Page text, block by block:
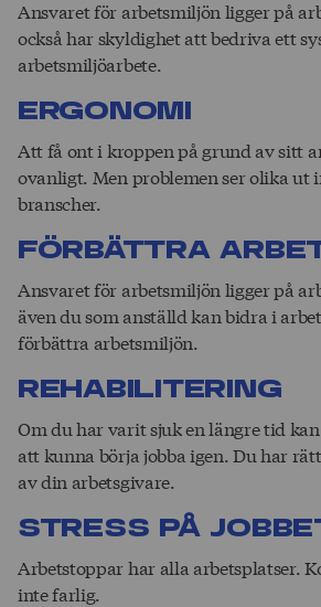
Ansvaret för arbetsmiljön ligger på
också har skyldighet att bedriva ett
arbetsmiljöarbete.
Ergonomi
Att få ont i kroppen på grund av sitt
ovanligt. Men problemen ser olika ut
branscher.
För­bättra
Ansvaret för arbetsmiljön ligger på
även du som anställd kan bidra i
förbättra arbetsmiljön.
Rehab­ilitering
Om du har varit sjuk en längre tid
att kunna börja jobba igen. Du har
av din arbetsgivare.
Stress på
Arbetstoppar har alla arbetsplatser.
inte farlig.